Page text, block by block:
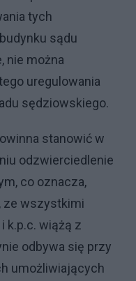
tych
sądu
nie można
uregulowania
sędziowskiego.
stanowić w
odzwierciedlenie
co oznacza,
ze wszystkimi
k.p.c. wiążą z
odbywa się przy
umożliwiających